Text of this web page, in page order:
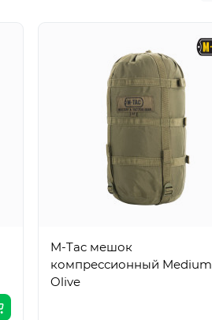
M-Tac мешок
компрессионный Medium
Olive